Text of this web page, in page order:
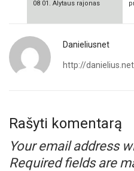
08 01. Alytaus rajonas
Danieliusnet
http://
Rašyti komentarą
Your email address
Required fields are